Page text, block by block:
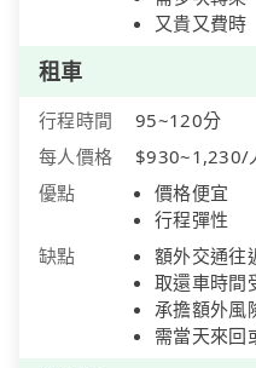
又貴又費時
租車
行程時間
95~120分
每人價格
$930~1,230/
優點
價格便宜
行程彈性
缺點
額外交通往
取還車時間
承擔額外風
需當天來回